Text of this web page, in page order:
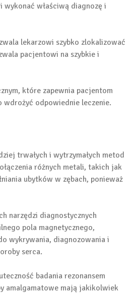
właściwą diagnozę i
lekarzowi szybko zlokalizować
pacjentowi na szybkie i
które zapewnia pacjentom
wdrożyć odpowiednie leczenie.
trwałych i wytrzymałych metod
różnych metali, takich jak
ubytków w zębach, ponieważ
narzędzi diagnostycznych
pola magnetycznego,
wykrywania, diagnozowania i
serca.
badania rezonansem
amalgamatowe mają jakikolwiek